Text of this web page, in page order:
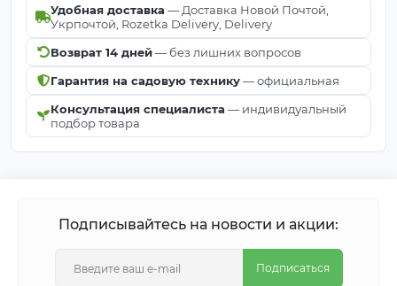
Удобная доставка — Доставка Новой Почтой,
Укрпочтой, Rozetka Delivery, Delivery
Возврат 14 дней— без лишних вопросов
Гарантия на садовую технику— официальная
Консультация специалиста — индивидуальный
подбор товара
Подписывайтесь на новости и акции:
Подписаться